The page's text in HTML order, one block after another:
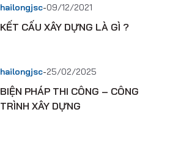
hailongjsc-09/12/2021
KẾT CẤU XÂY DỰNG LÀ GÌ ?
hailongjsc-25/02/2025
BIỆN PHÁP THI CÔNG – CÔNG
TRÌNH XÂY DỰNG